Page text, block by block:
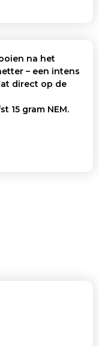
na het
– een intens
direct op de
15 gram NEM.